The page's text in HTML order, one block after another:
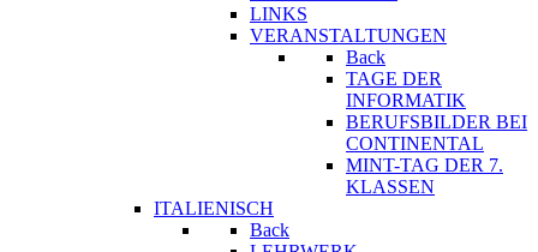
LINKS
VERANSTALTUNGEN
Back
TAGE DER
INFORMATIK
BERUFSBILDER BEI
CONTINENTAL
MINT-TAG DER 7.
KLASSEN
ITALIENISCH
Back